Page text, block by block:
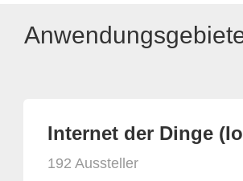
Internet der Dinge
192 Aussteller